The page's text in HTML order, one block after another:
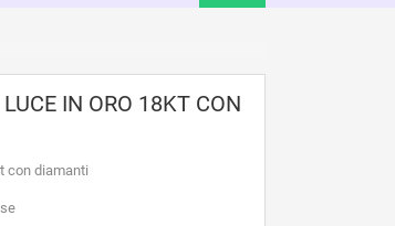
IN ORO 18KT CON
con diamanti